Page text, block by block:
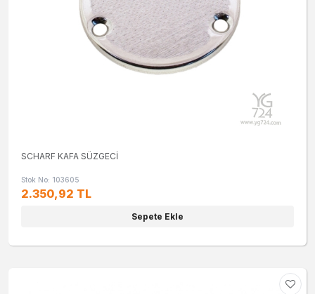
SCHARF KAFA SÜZGECİ
Stok No: 103605
2.350,92 TL
Sepete Ekle